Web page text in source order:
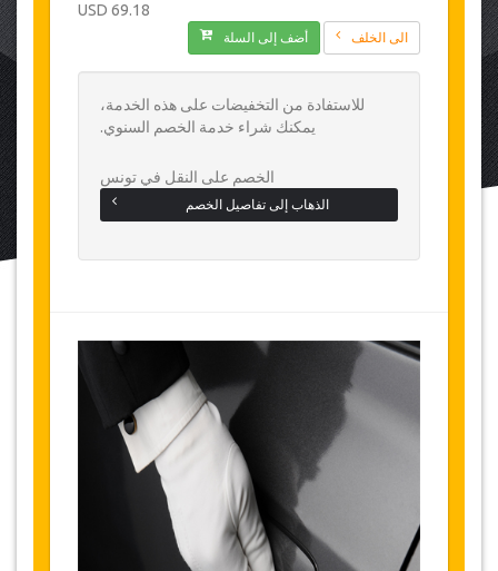
69.18 USD
الى الخلف أضف إلى السلة
للاستفادة من التخفيضات على هذه الخدمة،
يمكنك شراء خدمة الخصم السنوي.
الخصم على النقل في تونس
الذهاب إلى تفاصيل الخصم